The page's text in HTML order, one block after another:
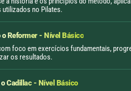
no Pilates.
o Reformer - Nível Básico
foco em exercícios fundamentais,
os resultados.
o Cadillac - Nível Básico